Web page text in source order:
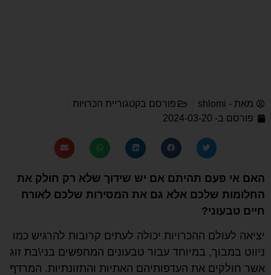
מאת - shlomi פורסם בקטגוריית הכרויות
פורסם ב- 2024-03-20
האם אי פעם תהיתם אם יש שידוך שלא רק חולק את
החלומות שלכם אלא גם את המסירות שלכם לאורח
חיים טבעוני?
יציאה לעולם ההכרויות יכולה לעתים קרובות להרגיש כמו
ניווט במבוך, במיוחד עבור טבעונים המחפשים בני\בת זוג
אשר חולקים את העדפותיהם האתיות והתזונתיות. המרדף